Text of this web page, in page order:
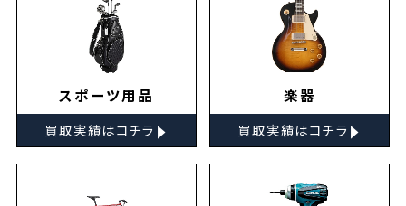
スポーツ用品
買取実績はコチラ ▸
楽器
買取実績はコチラ ▸